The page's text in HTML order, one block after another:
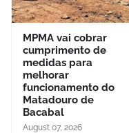
MPMA vai cobrar
cumprimento de
medidas para
melhorar
funcionamento do
Matadouro de
Bacabal
August 07, 2026